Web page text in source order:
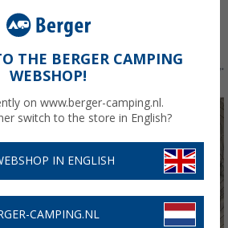
geschikt voor Durango
THE BERGER CAMPING
WEBSHOP!
on www.berger-camping.nl.
switch to the store in English?
IN ENGLISH
CAMPING.NL